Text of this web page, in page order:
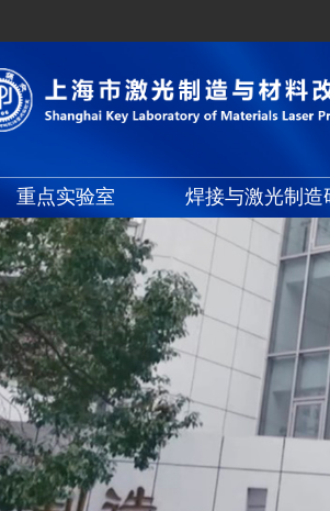
重点实验室 焊接与激光制造